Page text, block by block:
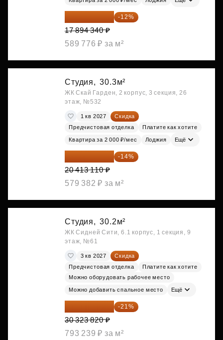
15 747 019 ₽ -12%
17 894 340 ₽
589 776 ₽ за м²
Студия, 30.3м²
ЖК Скай Гарден, 2 корпус, 3 секция, 26
этаж, №532
1 кв 2027
Скидка
Предчистовая отделка
Платите как хотите
Квартира за 2 000 ₽/мес Лоджия Ещё
17 555 275 ₽ -14%
20 413 110 ₽
579 382 ₽ за м²
Студия, 30.2м²
ЖК Сидней Сити, 6.1 корпус, 1 секция, 9
этаж, №61
3 кв 2027
Скидка
Предчистовая отделка
Платите как хотите
Можно оборудовать рабочее место
Можно добавить спальное место Ещё
23 955 818 ₽ -21%
30 323 820 ₽
793 239 ₽ за м²